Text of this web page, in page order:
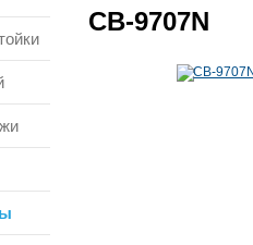
CB-9707N